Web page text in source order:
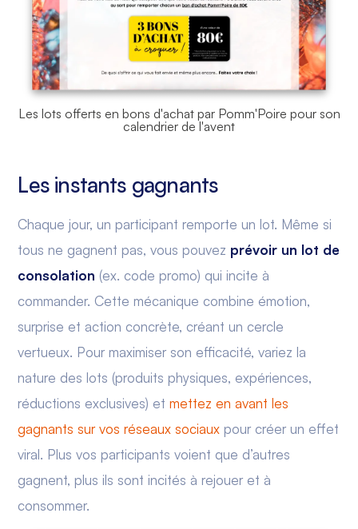
Les lots offerts en bons d'achat par Pomm'Poire pour son
calendrier de l'avent
Les instants gagnants
Chaque jour, un participant remporte un lot. Même si
tous ne gagnent pas, vous pouvez prévoir un lot de
consolation (ex. code promo) qui incite à
commander. Cette mécanique combine émotion,
surprise et action concrète, créant un cercle
vertueux. Pour maximiser son efficacité, variez la
nature des lots (produits physiques, expériences,
réductions exclusives) etmettez en avant les
gagnants sur vos réseaux sociaux pour créer un effet
viral. Plus vos participants voient que d’autres
gagnent, plus ils sont incités à rejouer et à
consommer.